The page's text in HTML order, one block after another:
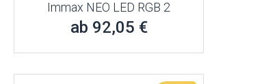
Immax NEO LED RGB 2
ab 92,05 €